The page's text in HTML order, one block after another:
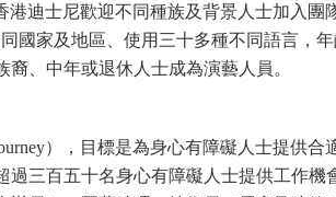
迪士尼歡迎不同種族及背景人士加入團
國家及地區、使用三十多種不同語言，
、中年或退休人士成為演藝人員。
），目標是為身心有障礙人士提供合
三百五十名身心有障礙人士提供工作機